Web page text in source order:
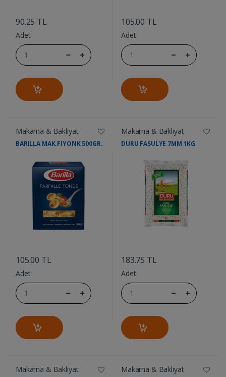
90.25 TL
Adet
105.00 TL
Adet
Makarna & Bakliyat
BARILLA MAK.FIYONK 500GR.
105.00 TL
Adet
Makarna & Bakliyat
DURU FASULYE 7MM 1KG
183.75 TL
Adet
Makarna & Bakliyat Makarna & Bakliyat